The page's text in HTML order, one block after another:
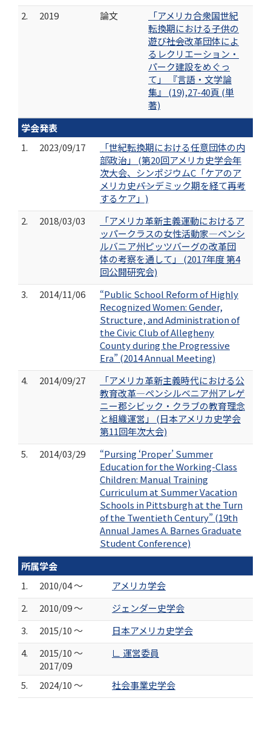
2.
2019 論文
「アメリカ合衆国世紀
転換期における子供の
遊び――社会改革団体によ
るレクリエーション・
パーク建設をめぐっ
て」 『言語・文学論
集』 (19),27-40頁 (単
著)
学会発表
1.
2023/09/17
「世紀転換期における任意団体の内
部政治」 (第20回アメリカ史学会年
次大会、シンポジウムC「ケアのア
メリカ史――パンデミック期を経て再考
するケア」)
2.
2018/03/03
「アメリカ革新主義運動におけるア
ッパークラスの女性活動家―ペンシ
ルバニア州ピッツバーグの改革団
体の考察を通して」 (2017年度 第4
回公開研究会)
3.
2014/11/06
“Public School Reform of Highly
Recognized Women: Gender,
Structure, and Administration of
the Civic Club of Allegheny
County during the Progressive
Era” (2014 Annual Meeting)
4.
2014/09/27
「アメリカ革新主義時代における公
教育改革―ペンシルベニア州アレゲ
ニー郡シビック・クラブの教育理念
と組織運営」 (日本アメリカ史学会
第11回年次大会)
5.
2014/03/29
“Pursing ‘Proper’ Summer
Education for the Working-Class
Children: Manual Training
Curriculum at Summer Vacation
Schools in Pittsburgh at the Turn
of the Twentieth Century” (19th
Annual James A. Barnes Graduate
Student Conference)
所属学会
1.
2010/04 ～
アメリカ学会
2.
2010/09 ～
ジェンダー史学会
3.
2015/10 ～
日本アメリカ史学会
4.
2015/10 ～
2017/09
∟ 運営委員
5. 2024/10 ～ 社会事業史学会